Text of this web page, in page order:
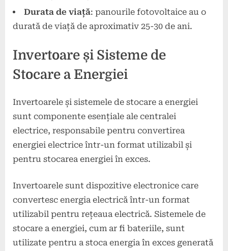
Durata de viață: panourile fotovoltaice au o
durată de viață de aproximativ 25-30 de ani.
Invertoare și Sisteme de
Stocare a Energiei
Invertoarele și sistemele de stocare a energiei
sunt componente esențiale ale centralei
electrice, responsabile pentru convertirea
energiei electrice într-un format utilizabil și
pentru stocarea energiei în exces.
Invertoarele sunt dispozitive electronice care
convertesc energia electrică într-un format
utilizabil pentru rețeaua electrică. Sistemele de
stocare a energiei, cum ar fi bateriile, sunt
utilizate pentru a stoca energia în exces generată